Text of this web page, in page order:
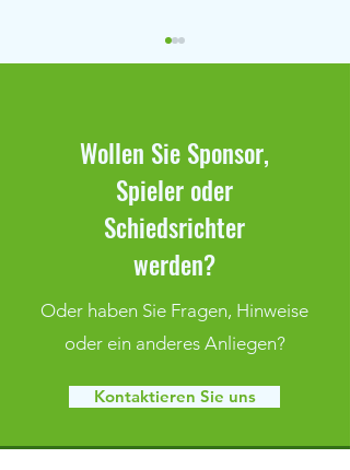
Schnuppertraining beim FSV
Klaffenbach
Wollen Sie Sponsor,
Spieler oder
Schiedsrichter
werden?
Oder haben Sie Fragen, Hinweise
oder ein anderes Anliegen?
Kontaktieren Sie uns